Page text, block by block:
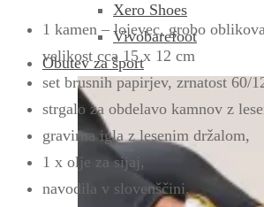
Xero Shoes
Vivobarefoot
Obutev za šport
1 kamen – lojevec, grobo
velikost cca 15 x 12 cm
set brusnih papirjev, zrnatost 60/
strgalo za obdelavo kamnov z
gravirna igla z lesenim držalom,
1 x olje za sijaj,
navodila v slovenščini.